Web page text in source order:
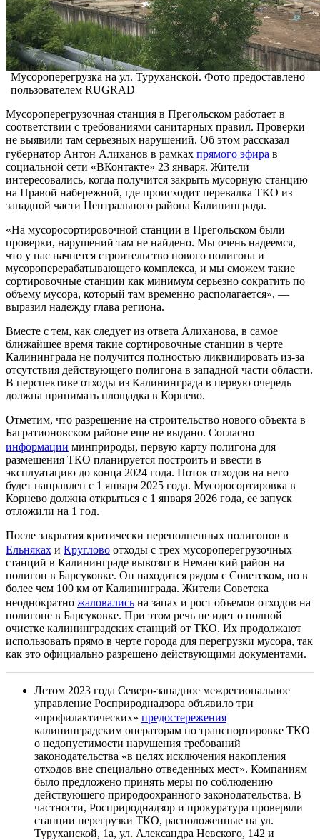
Мусороперегрузка на ул. Туруханской. Фото предоставлено
пользователем RUGRAD
Мусороперегрузочная станция в Прегольском работает в
соответствии с требованиями санитарных правил. Проверки
не выявили там серьезных нарушений. Об этом рассказал
губернатор Антон Алиханов в рамках прямого эфира в
социальной сети «ВКонтакте» 23 января. Жители
интересовались, когда получится закрыть мусорную станцию
на Правой набережной, где происходит перевалка ТКО из
западной части Центрального района Калининграда.
«На мусоросортировочной станции в Прегольском были
проверки, нарушений там не найдено. Мы очень надеемся,
что у нас начнется строительство нового полигона и
мусороперерабатывающего комплекса, и мы сможем такие
сортировочные станции как минимум серьезно сократить по
объему мусора, который там временно располагается», —
выразил надежду глава региона.
Вместе с тем, как следует из ответа Алиханова, в самое
ближайшее время такие сортировочные станции в черте
Калининграда не получится полностью ликвидировать из-за
отсутствия действующего полигона в западной части области.
В перспективе отходы из Калининграда в первую очередь
должна принимать площадка в Корнево.
Отметим, что разрешение на строительство нового объекта в
Багратионовском районе еще не выдано. Согласно
информации минприроды, первую карту полигона для
размещения ТКО планируется построить и ввести в
эксплуатацию до конца 2024 года. Поток отходов на него
будет направлен с 1 января 2025 года. Мусоросортировка в
Корнево должна открыться с 1 января 2026 года, ее запуск
отложили на 1 год.
После закрытия критически переполненных полигонов в
Ельняках и Круглово отходы с трех мусороперегрузочных
станций в Калининграде вывозят в Неманский район на
полигон в Барсуковке. Он находится рядом с Советском, но в
более чем 100 км от Калининграда. Жители Советска
неоднократно жаловались на запах и рост объемов отходов на
полигоне в Барсуковке. При этом речь не идет о полной
очистке калининградских станций от ТКО. Их продолжают
использовать прямо в черте города для перегрузки мусора, так
как это официально разрешено действующими документами.
Летом 2023 года Северо-западное межрегиональное
управление Росприроднадзора объявило три
«профилактических» предостережения
калининградским операторам по транспортировке ТКО
о недопустимости нарушения требований
законодательства «в целях исключения накопления
отходов вне специально отведенных мест». Компаниям
было предложено принять меры по соблюдению
действующего природоохранного законодательства. В
частности, Росприроднадзор и прокуратура проверяли
станции перегрузки ТКО, расположенные на ул.
Туруханской, 1а, ул. Александра Невского, 142 и